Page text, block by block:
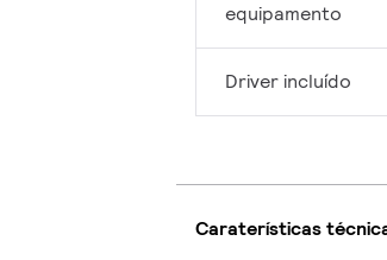
equipamento
Driver incluído
Caraterísticas